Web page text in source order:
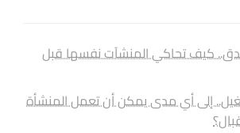
كيف تحاكي المنشآت نفسها قبل
إلى أي مدى يمكن أن تعمل المنشأة